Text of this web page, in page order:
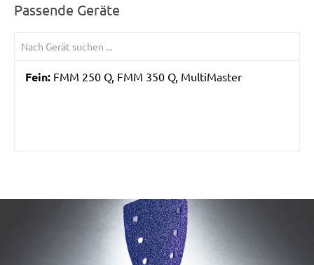
Passende Geräte
Fein: FMM 250 Q, FMM 350 Q, MultiMaster
/marketing/parallax/menzer/parallax_logos/